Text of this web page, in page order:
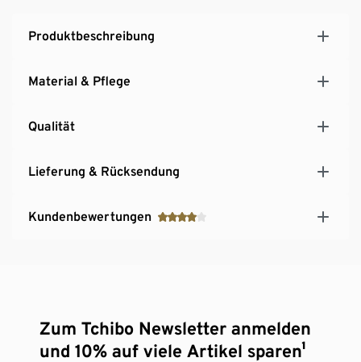
Produktbeschreibung
Material & Pflege
Qualität
Lieferung & Rücksendung
Kundenbewertungen
Zum Tchibo Newsletter anmelden
und 10% auf viele Artikel sparen¹